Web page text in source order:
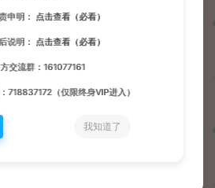
申明： 点击查看（必看）
说明： 点击查看（必看）
交流群：161077161
718837172（仅限终身VIP进入）
我知道了